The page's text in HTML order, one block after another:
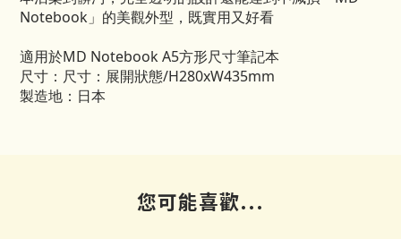
Notebook」的美觀外型，既實用又好看
適用於MD Notebook A5方形尺寸筆記本
尺寸：尺寸：展開狀態/H280xW435mm
製造地：日本
您可能喜歡...